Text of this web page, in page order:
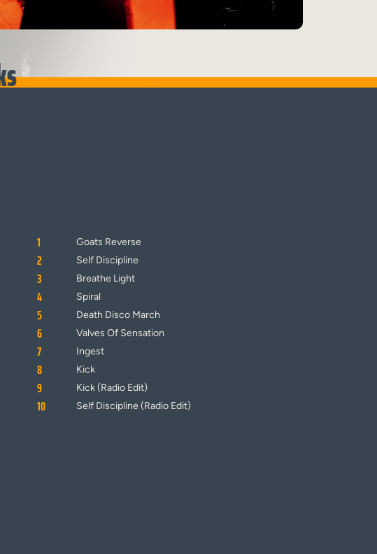
1 Goats Reverse
2 Self Discipline
3 Breathe Light
4 Spiral
5 Death Disco March
6 Valves Of Sensation
7 Ingest
8 Kick
9 Kick (Radio Edit)
10 Self Discipline (Radio Edit)